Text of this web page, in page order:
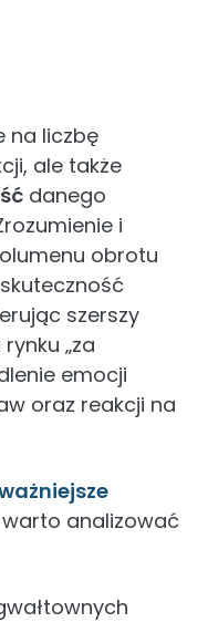
na liczbę
ale także
danego
i
obrotu
szerszy
„za
emocji
oraz reakcji na
analizować